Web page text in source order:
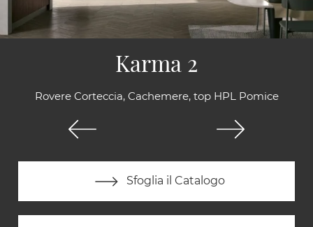
Rovere Corteccia, Cachemere, top HPL Pomice
Sfoglia il Catalogo
Karma 2